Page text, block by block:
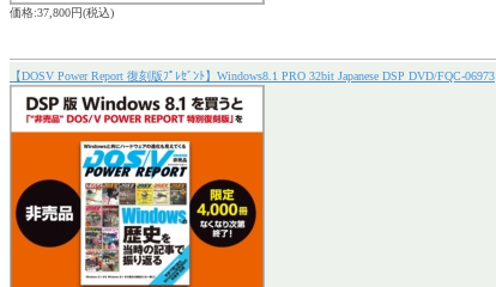
価格:37,800円(税込)
【DOSV Power Report 復刻版ﾌﾟﾚｾﾞﾝﾄ】Windows8.1 PRO 32bit Japanese DSP DVD/FQC-06973